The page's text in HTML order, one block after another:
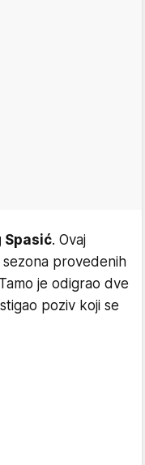
Spasić. Ovaj
provedenih
je odigrao dve
poziv koji se